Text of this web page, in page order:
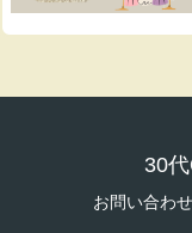
30
お問い合わせ